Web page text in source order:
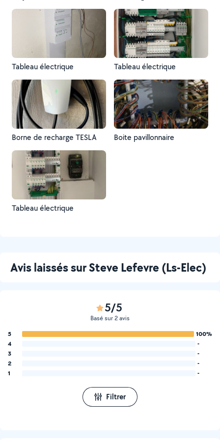
Tableau électrique Tableau électrique
Borne de recharge TESLA Boite pavillonnaire
Tableau électrique
Avis laissés sur Steve Lefevre (Ls-Elec)
5/5
Basé sur 2 avis
5
100%
4
-
3
-
2
-
1
-
Filtrer